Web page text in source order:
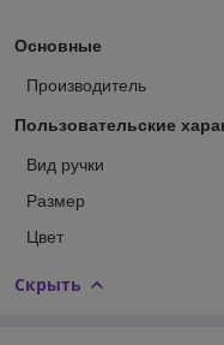
Основные
Производитель
Пользовательские
Вид ручки
Размер
Цвет
Скрыть